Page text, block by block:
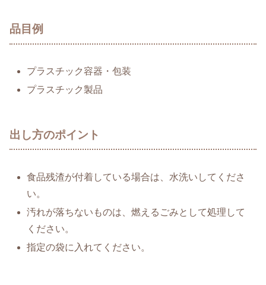
品目例
プラスチック容器・包装
プラスチック製品
出し方のポイント
食品残渣が付着している場合は、水洗いしてくださ
い。
汚れが落ちないものは、燃えるごみとして処理して
ください。
指定の袋に入れてください。